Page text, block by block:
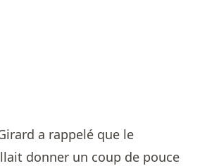
a rappelé que le
donner un coup de pouce